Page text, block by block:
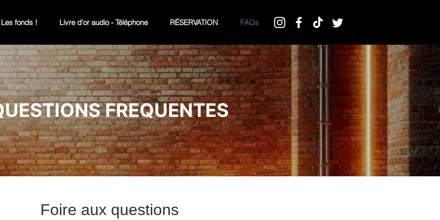
Les fonds ! Livre d'or audio - Téléphone RÉSERVATION FAQs
FREQUENTES
Foire aux questions